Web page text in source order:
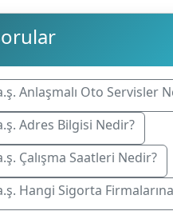
Anlaşmalı Oto Servisler
Adres Bilgisi Nedir?
Çalışma Saatleri Nedir?
Hangi Sigorta